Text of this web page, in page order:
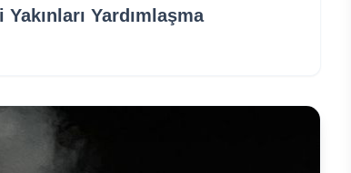
Yardımlaşma